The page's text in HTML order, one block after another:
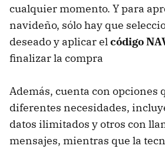
cualquier momento. Y para
navideño, sólo hay que
deseado y aplicar elcódigo
finalizar la compra
Además, cuenta con opciones
diferentes necesidades,
datos ilimitados y otros con
mensajes, mientras que la